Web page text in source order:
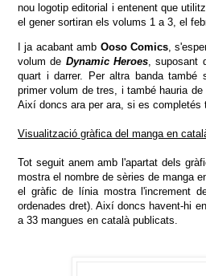
nou logotip editorial i entenent que
el gener sortiran els volums 1 a 3, el
I ja acabant amb Ooso Comics,
volum de Dynamic Heroes, suposant
quart i darrer. Per altra banda també
primer volum de tres, i també hauria
Així doncs ara per ara, si es
Visualització gràfica del manga en
Tot seguit anem amb l'apartat dels
mostra el nombre de sèries de manga
el gràfic de línia mostra l'increment
ordenades dret). Així doncs havent-hi
a 33 mangues en català publicats.